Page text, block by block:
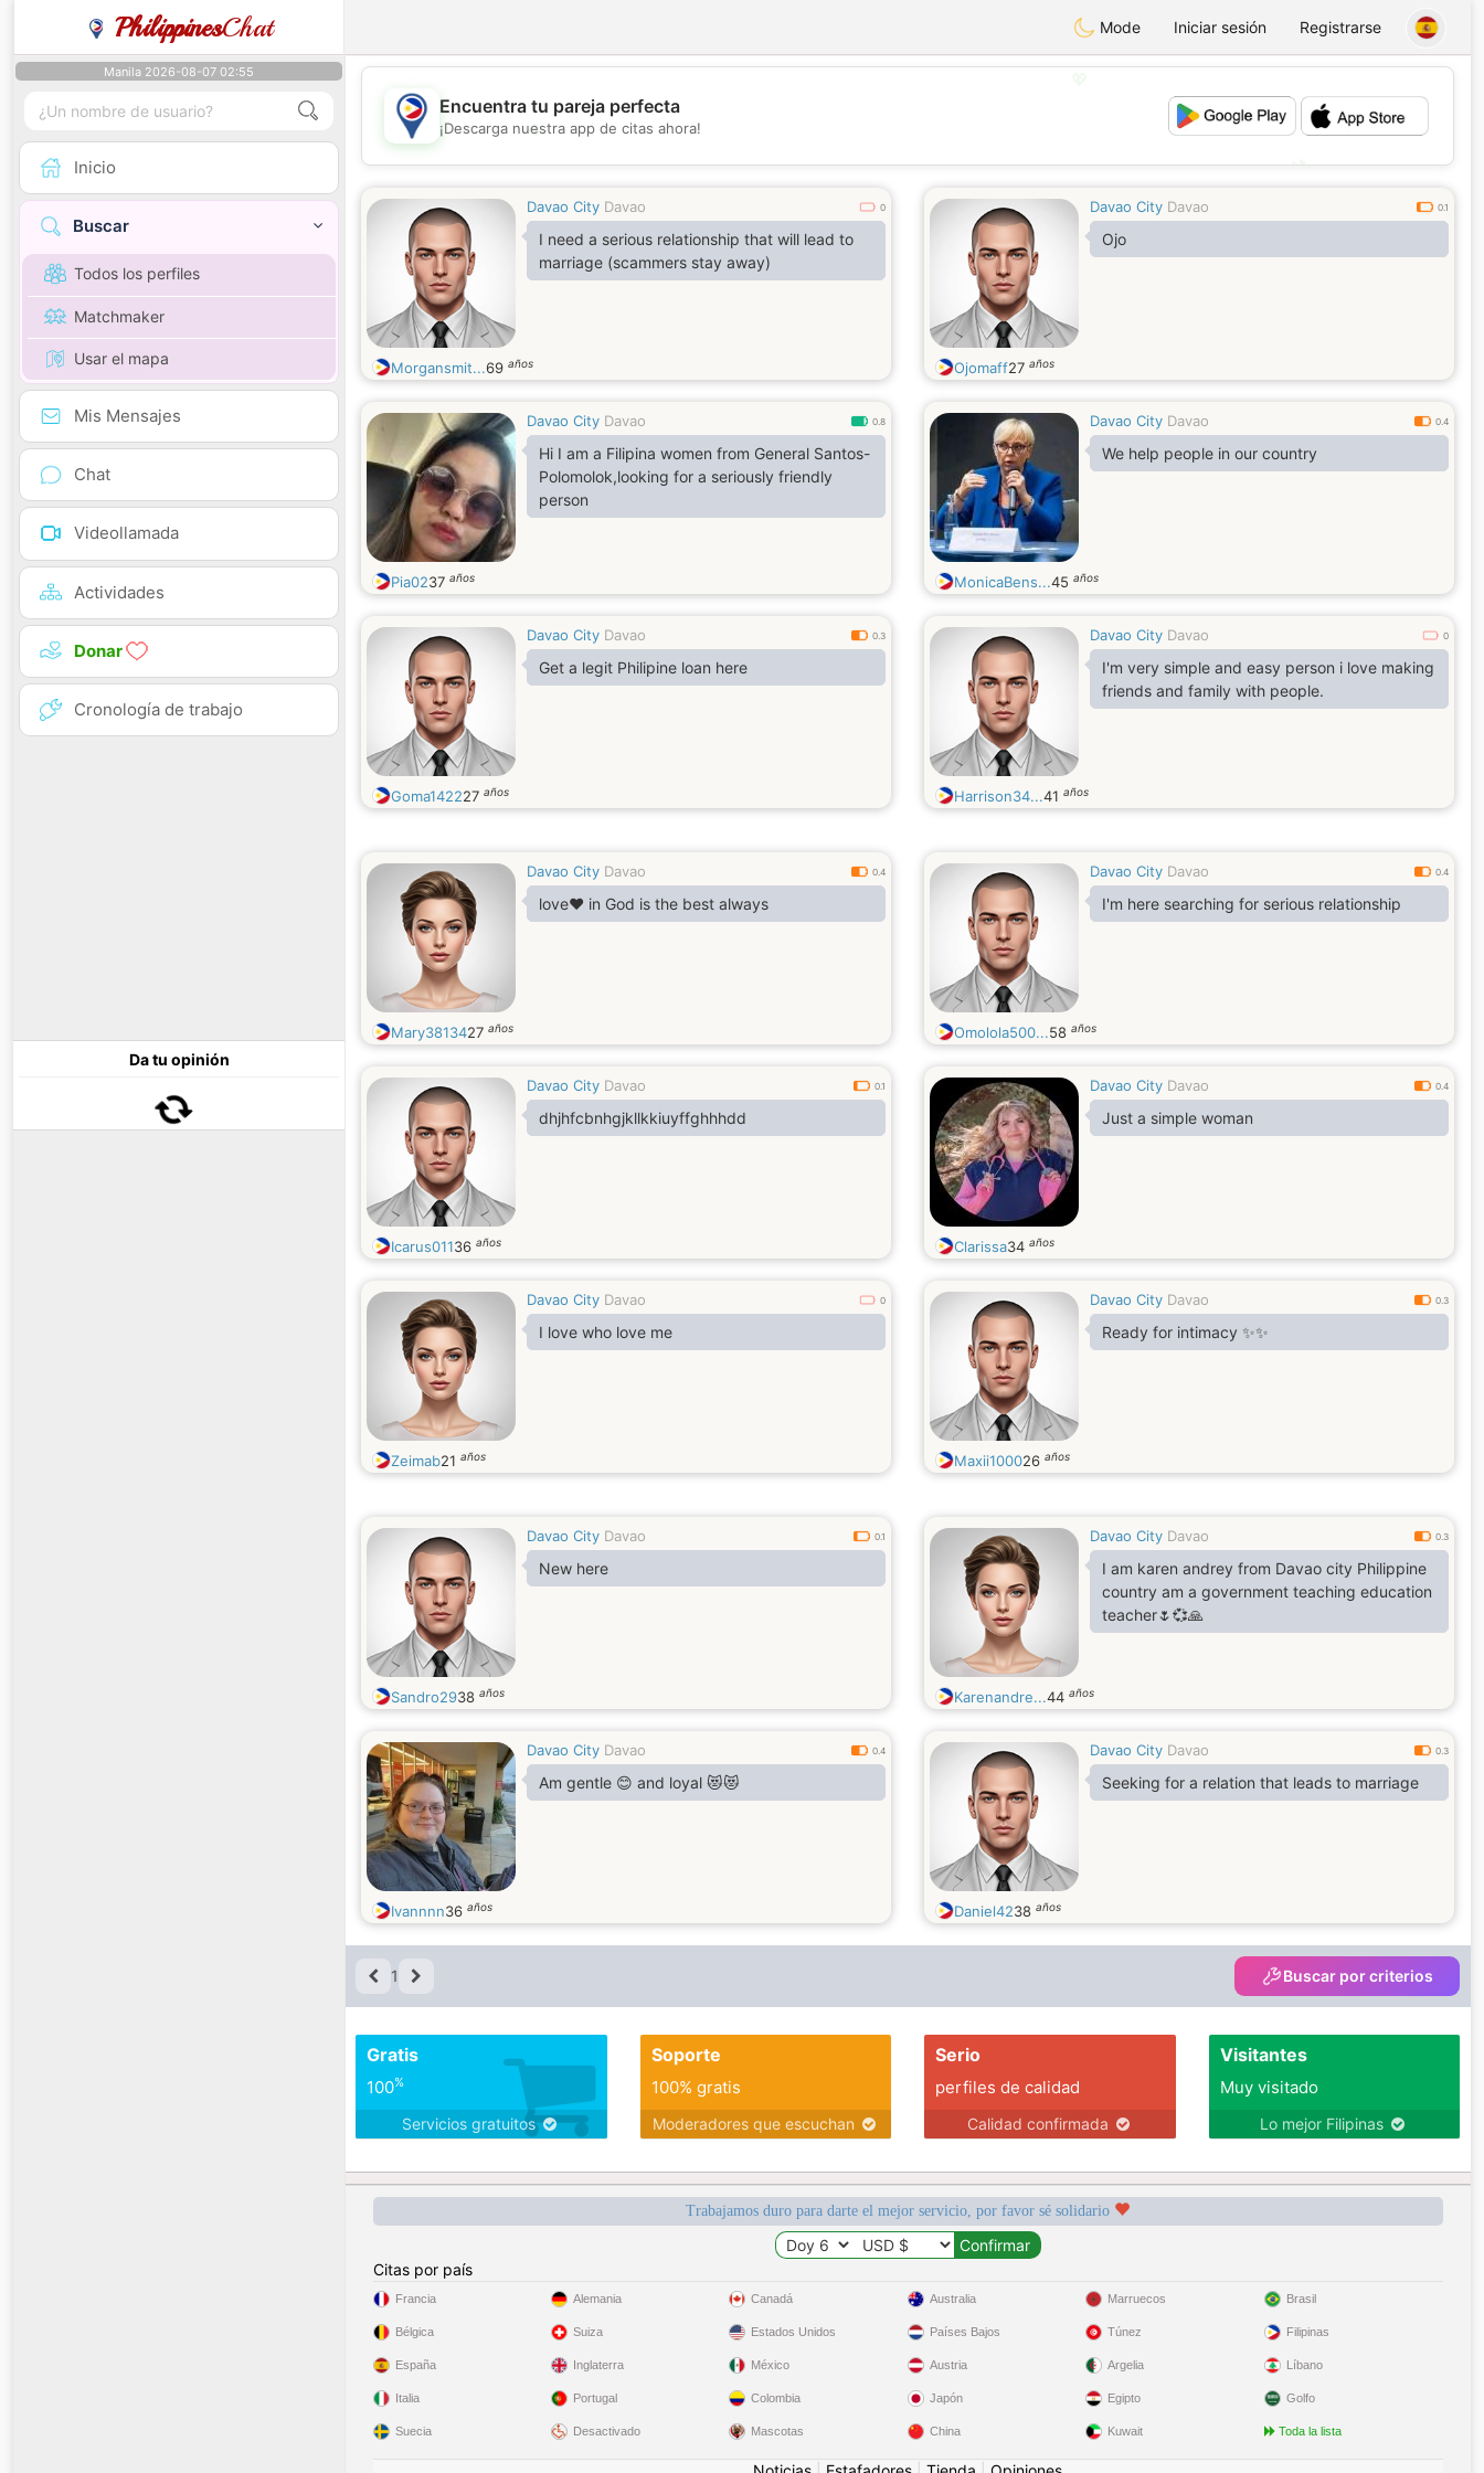
PhilippinesChat Mode Iniciar sesión Registrarse
Manila 2026-08-07 02:55
Inicio
Buscar
Todos los perfiles
Matchmaker
Usar el mapa
Mis Mensajes
Chat
Videollamada
Actividades
Donar
Cronología de trabajo
Da tu opinión
💕
Encuentra tu pareja perfecta
¡Descarga nuestra app de citas ahora!
Davao City Davao 0
I need a serious relationship that will lead to
marriage (scammers stay away)
Morgansmit...69 años
Davao City Davao 0.1
Ojo
Ojomaff27 años
Davao City Davao 0.8
Hi I am a Filipina women from General Santos-
Polomolok,looking for a seriously friendly
person
Pia0237 años
Davao City Davao 0.4
We help people in our country
MonicaBens...45 años
Davao City Davao 0.3
Get a legit Philipine loan here
Goma142227 años
Davao City Davao 0
I'm very simple and easy person i love making
friends and family with people.
Harrison34...41 años
Davao City Davao 0.4
love❤️ in God is the best always
Mary3813427 años
Davao City Davao 0.4
I'm here searching for serious relationship
Omolola500...58 años
Davao City Davao 0.1
dhjhfcbnhgjkllkkiuyffghhhdd
Icarus01136 años
Davao City Davao 0.4
Just a simple woman
Clarissa34 años
Davao City Davao 0
I love who love me
Zeimab21 años
Davao City Davao 0.3
Ready for intimacy ✨✨
Maxii100026 años
Davao City Davao 0.1
New here
Sandro2938 años
Davao City Davao 0.3
I am karen andrey from Davao city Philippine
country am a government teaching education
teacher🌷💞🙏
Karenandre...44 años
Davao City Davao 0.4
Am gentle 😊 and loyal 😻😻
Ivannnn36 años
Davao City Davao 0.3
Seeking for a relation that leads to marriage
Daniel4238 años
1 Buscar por criterios
Gratis
100%
Servicios gratuitos
Soporte
100% gratis
Moderadores que escuchan
Serio
perfiles de calidad
Calidad confirmada
Visitantes
Muy visitado
Lo mejor Filipinas
Trabajamos duro para darte el mejor servicio, por favor sé solidario
Citas por país
Francia
Bélgica
España
Italia
Suecia
Alemania
Suiza
Inglaterra
Portugal
Desactivado
Canadá
Estados Unidos
México
Colombia
Mascotas
Australia
Países Bajos
Austria
Japón
China
Marruecos
Túnez
Argelia
Egipto
Kuwait
Brasil
Filipinas
Líbano
Golfo
Toda la lista